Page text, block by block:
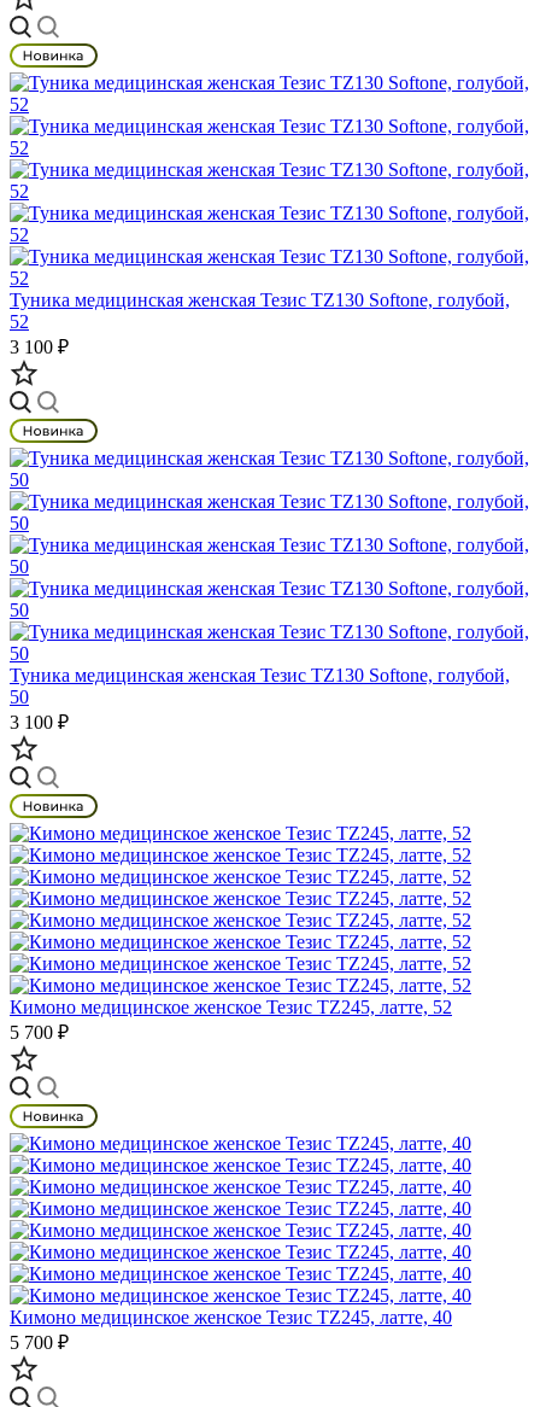
Туника медицинская женская Тезис TZ130 Softone, голубой,
52
3 100 ₽
Туника медицинская женская Тезис TZ130 Softone, голубой,
50
3 100 ₽
Кимоно медицинское женское Тезис TZ245, латте, 52
5 700 ₽
Кимоно медицинское женское Тезис TZ245, латте, 40
5 700 ₽